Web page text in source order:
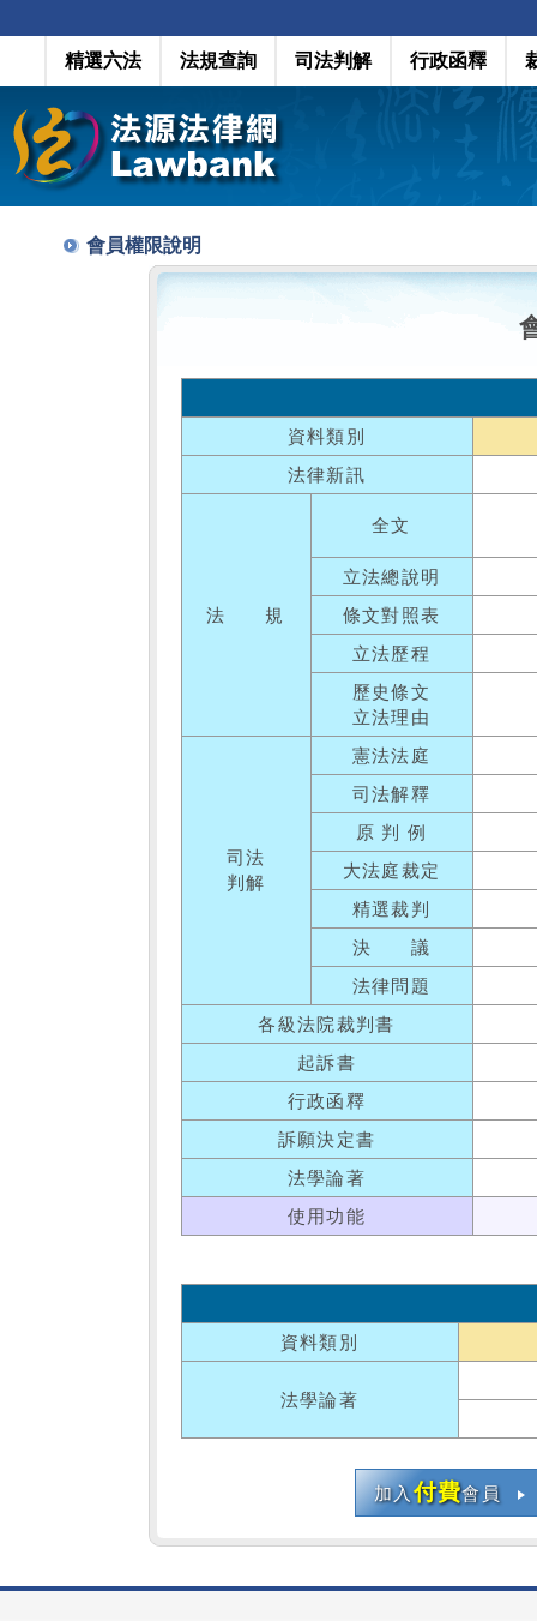
精選六法 法規查詢 司法判解 行政函釋
會員權限說明
資料類別
法律新訊
法 規
全文
立法總說明
條文對照表
立法歷程
歷史條文
立法理由
司法
判解
憲法法庭
司法解釋
原 判 例
大法庭裁定
精選裁判
決 議
法律問題
各級法院裁判書
起訴書
行政函釋
訴願決定書
法學論著
使用功能
資料類別
法學論著
加入付費會員